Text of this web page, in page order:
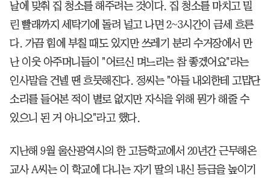
날에 맞춰 집 청소를 해주려는 것이다. 집 청소를 마치고 밀
린 빨래까지 세탁기에 돌려 널고 나면 2~3시간이 금세 흐른
다. 가끔 힘에 부칠 때도 있지만 쓰레기 분리 수거장에서 만
난 이웃 아주머니들이 "어르신 며느리는 참 좋겠어요"라는
인사말을 건넬 땐 흐뭇해진다. 정씨는 "아들 내외한테 고맙단
소리를 들어본 적이 별로 없지만 자식을 위해 뭔가 해줄 수
있으니 된 거 아니오"라고 했다.
지난해 9월 울산광역시의 한 고등학교에서 20년간 근무해온
교사 A씨는 이 학교에 다니는 자기 딸의 내신 등급을 높이기